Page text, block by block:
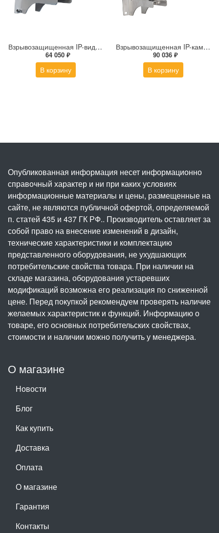
Взрывозащищенная IP-видеокамера Релион Релион-Exd-М-50-ИК-IP2Мп3.6mm-PoE-TR
64 050 ₽
В корзину
Взрывозащищенная IP-камера Релион Релион-Exd-Н-150-ИК-IP2Мп2.8mm-220-С-TR
90 036 ₽
В корзину
О магазине
Новости
Блог
Как купить
Доставка
Оплата
О магазине
Гарантия
Контакты
Опубликованная информация несет информационно
справочный характер и ни при каких условиях
информационные материалы и цены, размещенные на
сайте, не являются публичной офертой, определяемой
п. статей 435 и 437 ГК РФ.. Производитель оставляет за
собой право на внесение изменений в дизайн,
технические характеристики и комплектацию
представленного оборудования, не ухудшающих
потребительские свойства товара. При наличии на
складе магазина, оборудования устаревших
модификаций возможна его реализация по сниженной
цене. Перед покупкой рекомендуем проверять наличие
желаемых характеристик и функций. Информацию о
товаре, его основных потребительских свойствах,
стоимости и наличии можно получить у менеджера.